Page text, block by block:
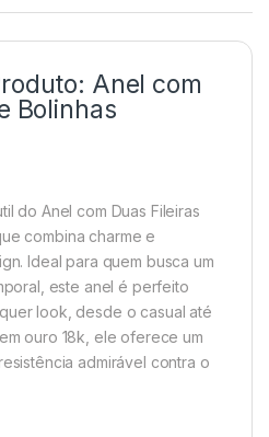
Anel com
Bolinhas
do Anel com Duas Fileiras
combina charme e
Ideal para quem busca um
este anel é perfeito
look, desde o casual até
ouro 18k, ele oferece um
admirável contra o